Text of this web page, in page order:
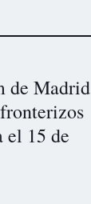
de Madrid
el 15 de